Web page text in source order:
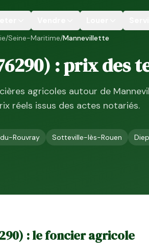
/Seine-Maritime/Mannevillette
) : prix des
agricoles autour de
réels issus des actes notariés.
Rouvray Sotteville-lès-Rouen
) : le foncier agricole